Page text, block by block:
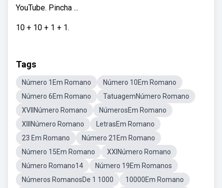
YouTube. Pincha ...
10 + 10 + 1 + 1.
Tags
Número 1Em Romano
Número 10Em Romano
Número 6Em Romano
TatuagemNúmero Romano
XVIINúmero Romano
NúmerosEm Romano
XIIINúmero Romano
LetrasEm Romano
23 Em Romano
Número 21Em Romano
Número 15Em Romano
XXINúmero Romano
Número Romano14
Número 19Em Romanos
Números RomanosDe 1 1000
10000Em Romano